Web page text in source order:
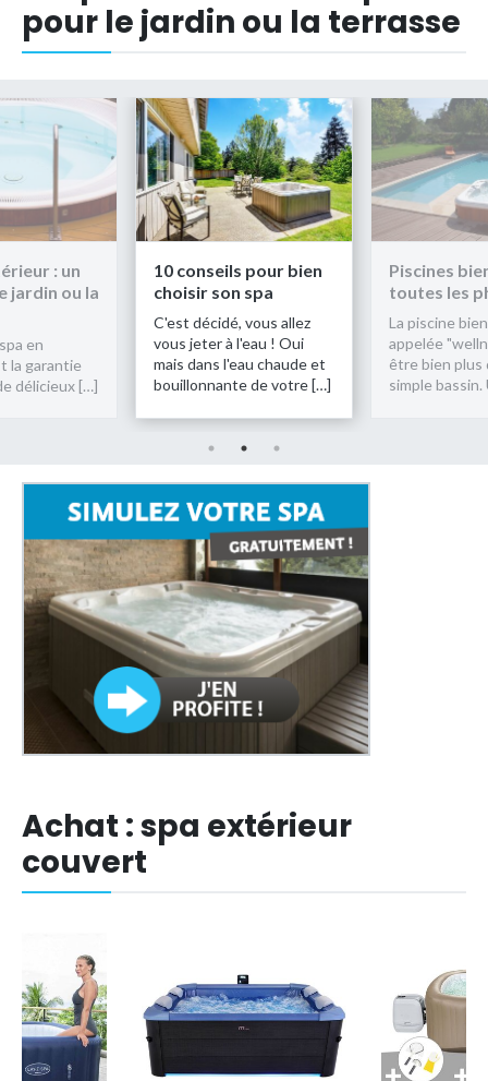
pour le jardin ou la terrasse
pour bien
spa
! Oui
chaude et
de votre […]
Piscines bien-être :
toutes les photos
La piscine bien-être (aussi
appelée "wellness") peut
être bien plus qu’un
simple bassin. Un spa […]
Le spa
spa pour le
terrasse
Installer un
extérieur est
de profiter de
Achat : spa extérieur
couvert